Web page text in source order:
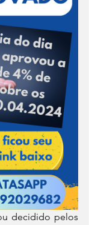
decidido pelos